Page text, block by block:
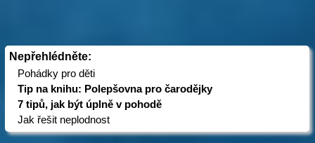
Nepřehlédněte:
Pohádky pro děti
Tip na knihu: Polepšovna pro čarodějky
7 tipů, jak být úplně v pohodě
Jak řešit neplodnost